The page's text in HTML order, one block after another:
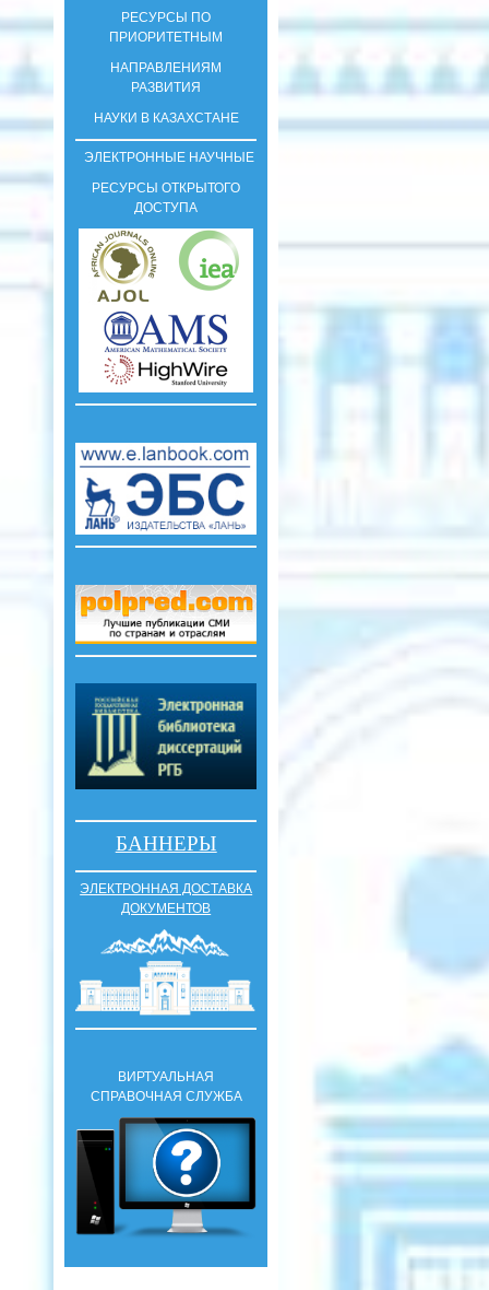
РЕСУРСЫ ПО
ПРИОРИТЕТНЫМ
НАПРАВЛЕНИЯМ
РАЗВИТИЯ
НАУКИ В КАЗАХСТАНЕ
ЭЛЕКТРОННЫЕ НАУЧНЫЕ
РЕСУРСЫ ОТКРЫТОГО
ДОСТУПА
БАННЕРЫ
ЭЛЕКТРОННАЯ ДОСТАВКА
ДОКУМЕНТОВ
ВИРТУАЛЬНАЯ
СПРАВОЧНАЯ СЛУЖБА